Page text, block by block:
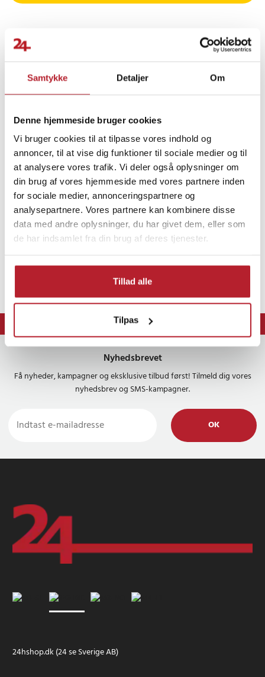
Samtykke Detaljer Om
Denne hjemmeside bruger cookies
Vi bruger cookies til at tilpasse vores indhold og
annoncer, til at vise dig funktioner til sociale medier og til
at analysere vores trafik. Vi deler også oplysninger om
din brug af vores hjemmeside med vores partnere inden
for sociale medier, annonceringspartnere og
analysepartnere. Vores partnere kan kombinere disse
data med andre oplysninger, du har givet dem, eller som
de har indsamlet fra din brug af deres tjenester.
Tillad alle
Tilpas
daglig brug, uden at gå på kompromis med oplevelsen.
Specifikation
- Mærke: Joyroom
- Kompatibilitet: iPad Pro 13" (2024), 1. generation
- Monteringsværktøj: Ja
Article number:122844
Udsalg 50-99 Kronor Skærmbeskyttelse til iPad
Hjemmeelektronik Skærmbeskyttelse
⭐ 365 dages fortrydelsesret
Nyhedsbrevet
Få nyheder, kampagner og eksklusive tilbud først! Tilmeld dig vores
nyhedsbrev og SMS-kampagner.
OK
24hshop.dk (24 se Sverige AB)